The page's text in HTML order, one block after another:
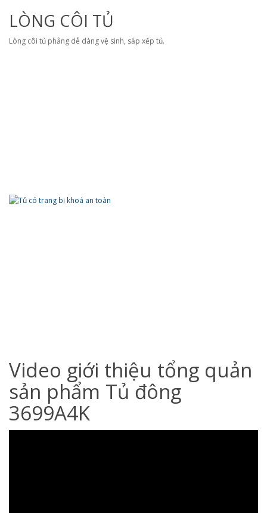
LÒNG CÔI TỦ
Lòng côi tủ phẳng dễ dàng vệ sinh, sắp xếp tủ.
Video giới thiệu tổng quản
sản phẩm Tủ đông
3699A4K